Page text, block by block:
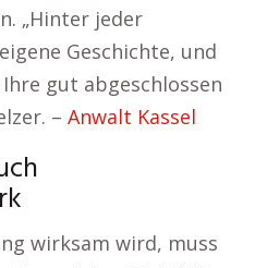
„Hinter jeder
Geschichte, und
gut abgeschlossen
– Anwalt Kassel
wirksam wird, muss